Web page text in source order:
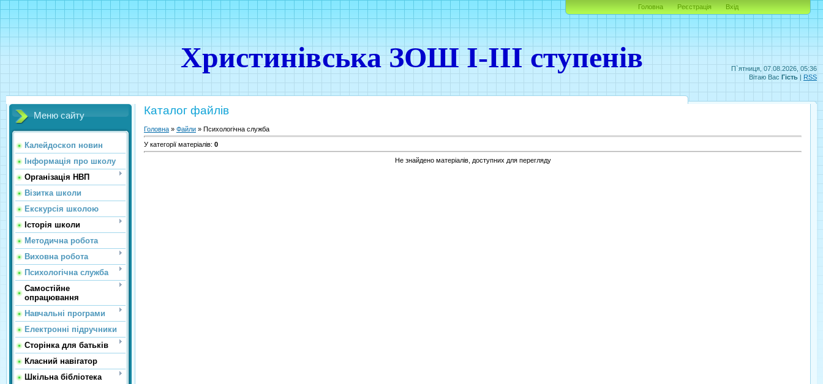
П`ятниця, 07.08.2026, 05:36
Вітаю Вас Гість | RSS
Христинівська ЗОШ І-ІІІ ступенів
Головна Реєстрація Вхід
Меню сайту
Калейдоскоп новин
Інформація про школу
Організація НВП
Візитка школи
Екскурсія школою
Історія школи
Методична робота
Виховна робота
Психологічна служба
Самостійне
опрацювання
Навчальні програми
Електронні підручники
Сторінка для батьків
Класний навігатор
Шкільна бібліотека
Каталог файлів
Головна » Файли » Психологічна служба
У категорії матеріалів: 0
Не знайдено матеріалів, доступних для перегляду